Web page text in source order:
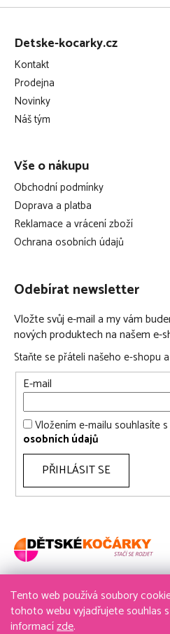
Tento web používá soubory
tohoto webu vyjadřujete souhlas
informacízde.
Z
Detske-kocarky.cz
Kontakt
Prodejna
Novinky
Náš tým
Vše o nákupu
Obchodní podmínky
Doprava a platba
Reklamace a vrácení zboží
Ochrana osobních údajů
Odebírat newsletter
Vložte svůj e-mail a my vám
nových produktech na našem e-
Staňte se přáteli našeho e-shopu
E-mail
Vložením e-mailu souhlasíte s
osobních údajů
PŘIHLÁSIT SE
736 611 204